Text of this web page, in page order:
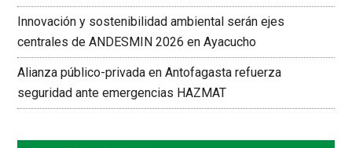
Innovación y sostenibilidad ambiental serán ejes
centrales de ANDESMIN 2026 en Ayacucho
Alianza público-privada en Antofagasta refuerza
seguridad ante emergencias HAZMAT